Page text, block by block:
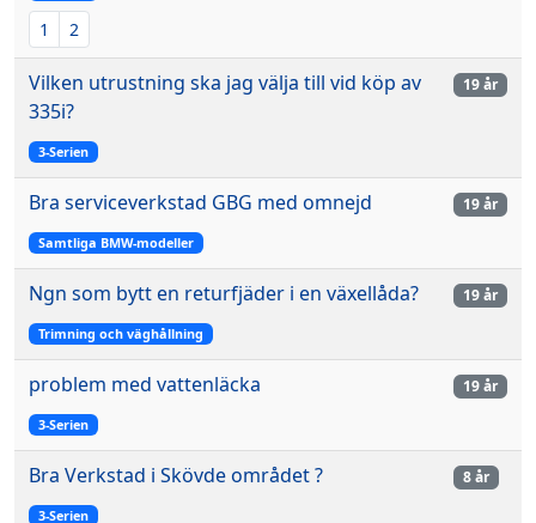
1 2
Vilken utrustning ska jag välja till vid köp av
335i?
3-Serien
19 år
Bra serviceverkstad GBG med omnejd
Samtliga BMW-modeller
19 år
Ngn som bytt en returfjäder i en växellåda?
Trimning och väghållning
19 år
problem med vattenläcka
3-Serien
19 år
Bra Verkstad i Skövde området ?
3-Serien
8 år